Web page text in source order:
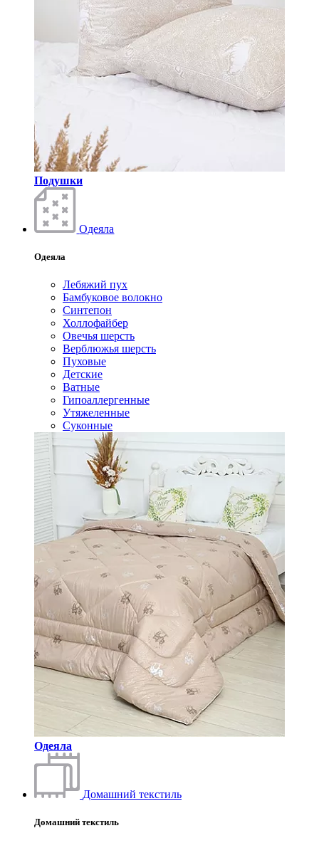
Подушки
Одеяла
Одеяла
Лебяжий пух
Бамбуковое волокно
Синтепон
Холлофайбер
Овечья шерсть
Верблюжья шерсть
Пуховые
Детские
Ватные
Гипоаллергенные
Утяжеленные
Суконные
Одеяла
Домашний текстиль
Домашний текстиль